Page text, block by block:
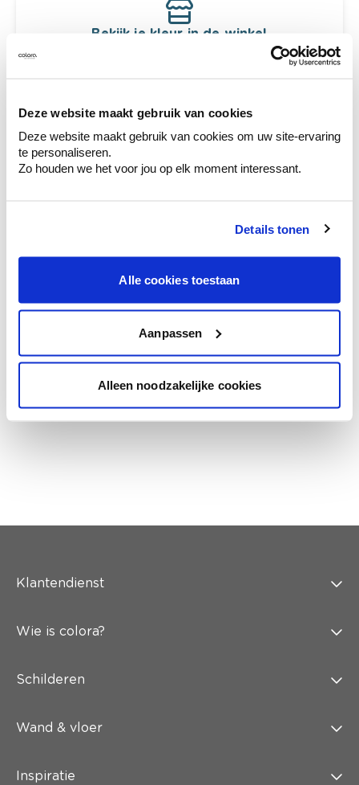
Deze website maakt gebruik van cookies
Deze website maakt gebruik van cookies om uw site-ervaring
te personaliseren.
Zo houden we het voor jou op elk moment interessant.
Details tonen
Alle cookies toestaan
Aanpassen
Alleen noodzakelijke cookies
Bekijk je kleur in de winkel
Ontdek er kleurechte stalen van je
te verfijnen.
Krijg persoonlijk advies om kleuren te
combineren.
Krijg kleuradvies op basis van de lichtinval
en je meubels.
Krijg ineens een technologische check-up
Klantendienst
Wie is colora?
Schilderen
Wand & vloer
Inspiratie